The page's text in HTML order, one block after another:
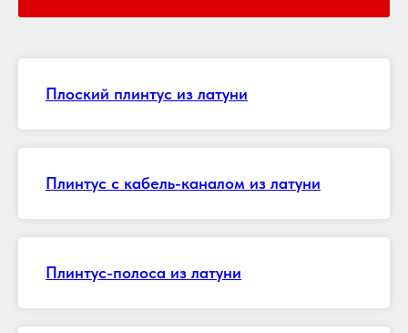
Плоский плинтус из латуни
Плинтус с кабель-каналом из латуни
Плинтус-полоса из латуни